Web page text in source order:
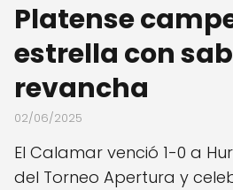
Platense
estrella con
revancha
02/06/2025
El Calamar venció 1-0 a
del Torneo Apertura y